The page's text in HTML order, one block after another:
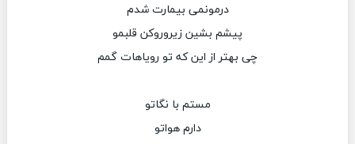
درمونمی بیمارت شدم
پیشم بشین زیرو‌رو‌کن قلبمو
چی بهتر از این که تو رویاهات گمم
مستم با نگاتو
دارم هواتو